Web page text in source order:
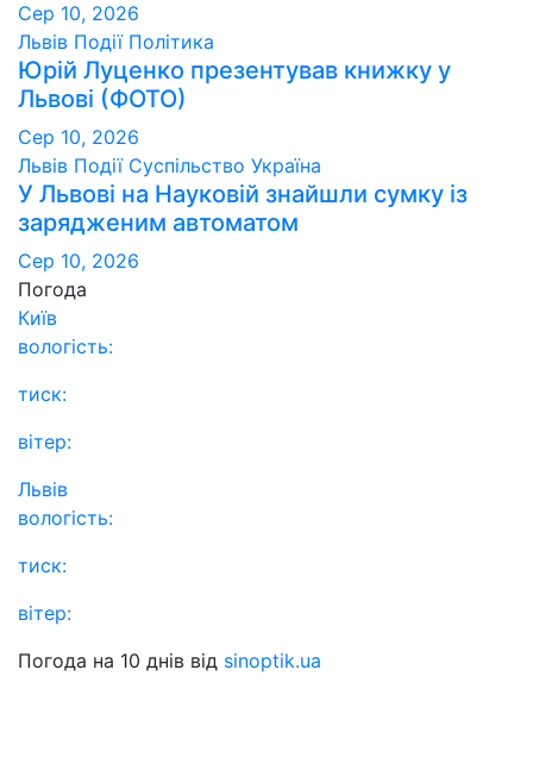
Сер 10, 2026
Львів Події Політика
Юрій Луценко презентував книжку у
Львові (ФОТО)
Сер 10, 2026
Львів Події Суспільство Україна
У Львові на Науковій знайшли сумку із
зарядженим автоматом
Сер 10, 2026
Погода
Київ
вологість:
тиск:
вітер:
Львів
вологість:
тиск:
вітер:
Погода на 10 днів від sinoptik.ua